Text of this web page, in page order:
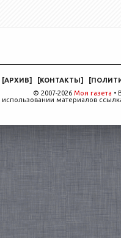
[АРХИВ] [КОНТАКТЫ] [
© 2007-2026 Моя газета •
материалов